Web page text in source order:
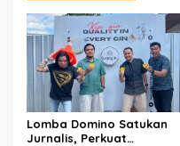
Lomba Domino Satukan
Jurnalis, Perkuat